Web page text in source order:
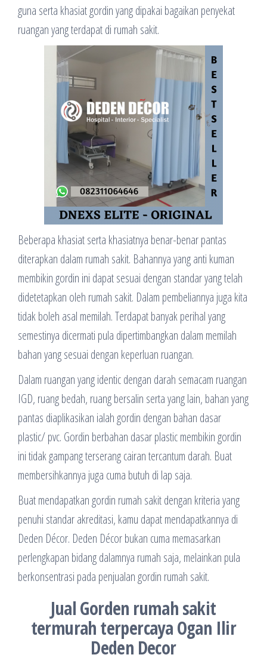
guna serta khasiat gordin yang dipakai bagaikan penyekat
ruangan yang terdapat di rumah sakit.
Beberapa khasiat serta khasiatnya benar-benar pantas
diterapkan dalam rumah sakit. Bahannya yang anti kuman
membikin gordin ini dapat sesuai dengan standar yang telah
didetetapkan oleh rumah sakit. Dalam pembeliannya juga kita
tidak boleh asal memilah. Terdapat banyak perihal yang
semestinya dicermati pula dipertimbangkan dalam memilah
bahan yang sesuai dengan keperluan ruangan.
Dalam ruangan yang identic dengan darah semacam ruangan
IGD, ruang bedah, ruang bersalin serta yang lain, bahan yang
pantas diaplikasikan ialah gordin dengan bahan dasar
plastic/ pvc. Gordin berbahan dasar plastic membikin gordin
ini tidak gampang terserang cairan tercantum darah. Buat
membersihkannya juga cuma butuh di lap saja.
Buat mendapatkan gordin rumah sakit dengan kriteria yang
penuhi standar akreditasi, kamu dapat mendapatkannya di
Deden Décor. Deden Décor bukan cuma memasarkan
perlengkapan bidang dalamnya rumah saja, melainkan pula
berkonsentrasi pada penjualan gordin rumah sakit.
Jual Gorden rumah sakit
termurah terpercaya Ogan Ilir
Deden Decor